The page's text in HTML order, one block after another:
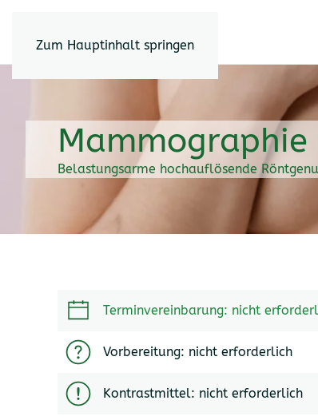
Zum Hauptinhalt springen
Mammographie
Belastungsarme hochauflösende
Terminvereinbarung: nicht
Vorbereitung: nicht erforderlich
Kontrastmittel: nicht erforderlich